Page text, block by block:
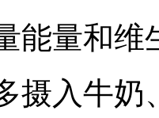
能量和维
摄入牛